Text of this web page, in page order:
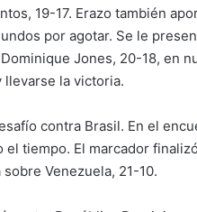
19-17. Erazo también
por agotar. Se le
Jones, 20-18, en
la victoria.
contra Brasil. En el
tiempo. El marcador
Venezuela, 21-10.